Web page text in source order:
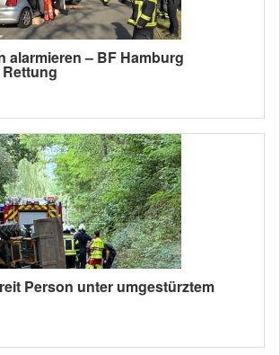
alarmieren – BF Hamburg
Person unter umgestürztem